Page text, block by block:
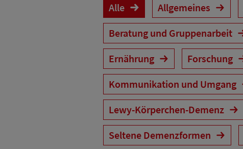
Alle Allgemeines
Beratung und Gruppenarbeit
Ernährung
Forschung
Kommunikation und Umgang
Lewy-Körperchen-Demenz
Seltene Demenzformen